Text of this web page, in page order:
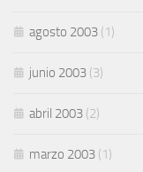
agosto 2003 (1)
junio 2003 (3)
abril 2003 (2)
marzo 2003 (1)